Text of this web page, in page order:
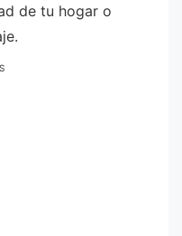
de tu hogar o